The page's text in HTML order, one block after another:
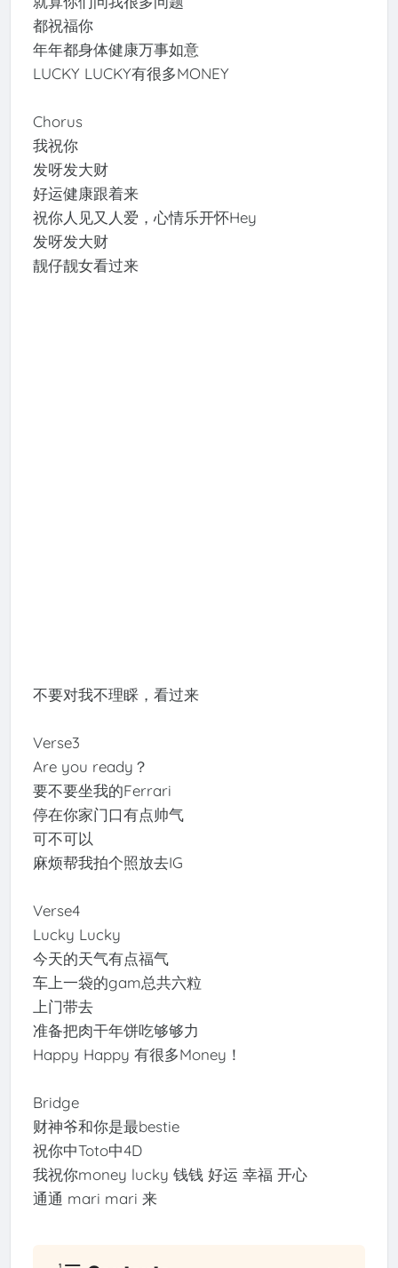
都祝福你
年年都身体健康万事如意
LUCKY LUCKY有很多MONEY
Chorus
我祝你
发呀发大财
好运健康跟着来
祝你人见又人爱，心情乐开怀Hey
发呀发大财
靓仔靓女看过来
不要对我不理睬，看过来
Verse3
Are you ready？
要不要坐我的Ferrari
停在你家门口有点帅气
可不可以
麻烦帮我拍个照放去IG
Verse4
Lucky Lucky
今天的天气有点福气
车上一袋的gam总共六粒
上门带去
准备把肉干年饼吃够够力
Happy Happy 有很多Money！
Bridge
财神爷和你是最bestie
祝你中Toto中4D
我祝你money lucky 钱钱 好运 幸福 开心
通通 mari mari 来